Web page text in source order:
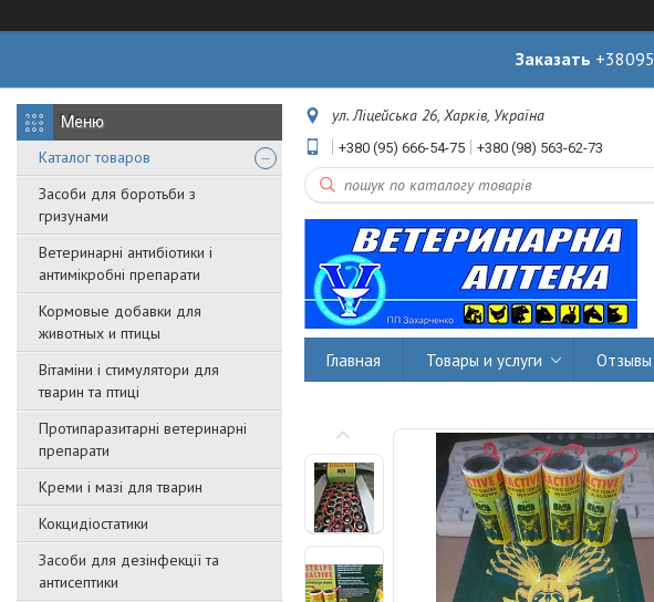
Заказать
Каталог товаров
Засоби для боротьби з
гризунами
Ветеринарні антибіотики і
антимікробні препарати
Кормовые добавки для
животных и птицы
Вітаміни і стимулятори для
тварин та птиці
Протипаразитарні ветеринарні
препарати
Креми і мазі для тварин
Кокцидіостатики
Засоби для дезінфекції та
антисептики
ул. Ліцейська 26, Харків, Україна
+380 (95) 666-54-75 +380 (98) 563-62-73
Главная Товары и услуги Отзывы